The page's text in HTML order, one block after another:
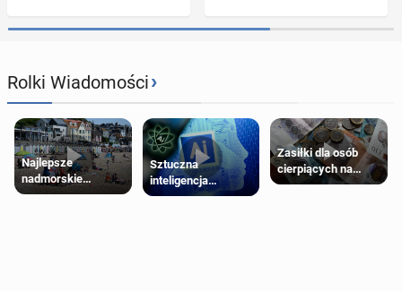
Rolki Wiadomości›
Najlepsze
nadmorskie
miasteczko blisko
Sztuczna
inteligencja
próbowała oszukać
Zasiłki dla osób
cierpiących na
schorzenia